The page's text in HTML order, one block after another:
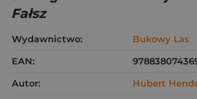
Fałsz
Wydawnictwo:
Bukowy Las
EAN:
Autor:
Hubert